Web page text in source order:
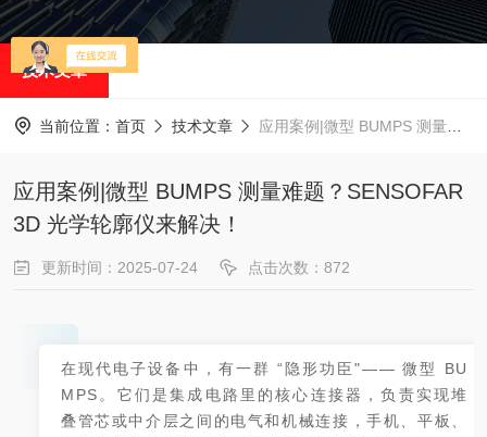
技术文章
当前位置： 首页 技术文章 应用案例|微型 BUMPS 测量难题？SENSOFAR 3D 光学轮廓仪来解决！
应用案例|微型 BUMPS 测量难题？SENSOFAR
3D 光学轮廓仪来解决！
更新时间：2025-07-24 点击次数：872
在现代电子设备中，有一群 “隐形功臣"—— 微型 BU
MPS。它们是集成电路里的核心连接器，负责实现堆
叠管芯或中介层之间的电气和机械连接，手机、平板、